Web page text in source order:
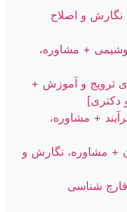
نگارش و اصلاح
+ مشاوره،
ترویج و آموزش +
دکتری]
+ مشاوره،
+ مشاوره، نگارش و
شناسی